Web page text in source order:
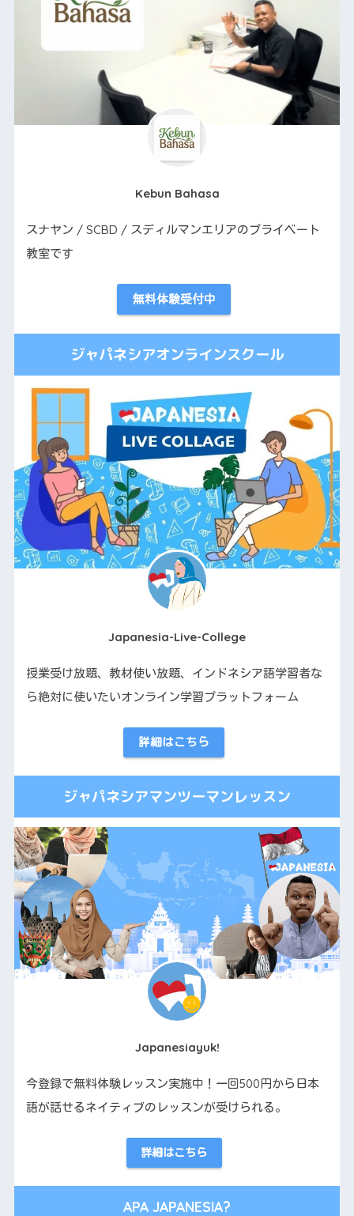
Kebun Bahasa
スナヤン / SCBD / スディルマンエリアのプライベート
教室です
無料体験受付中
ジャパネシアオンラインスクール
Japanesia-Live-College
授業受け放題、教材使い放題、インドネシア語学習者な
ら絶対に使いたいオンライン学習プラットフォーム
詳細はこちら
ジャパネシアマンツーマンレッスン
Japanesiayuk!
今登録で無料体験レッスン実施中！一回500円から日本
語が話せるネイティブのレッスンが受けられる。
詳細はこちら
APA JAPANESIA?